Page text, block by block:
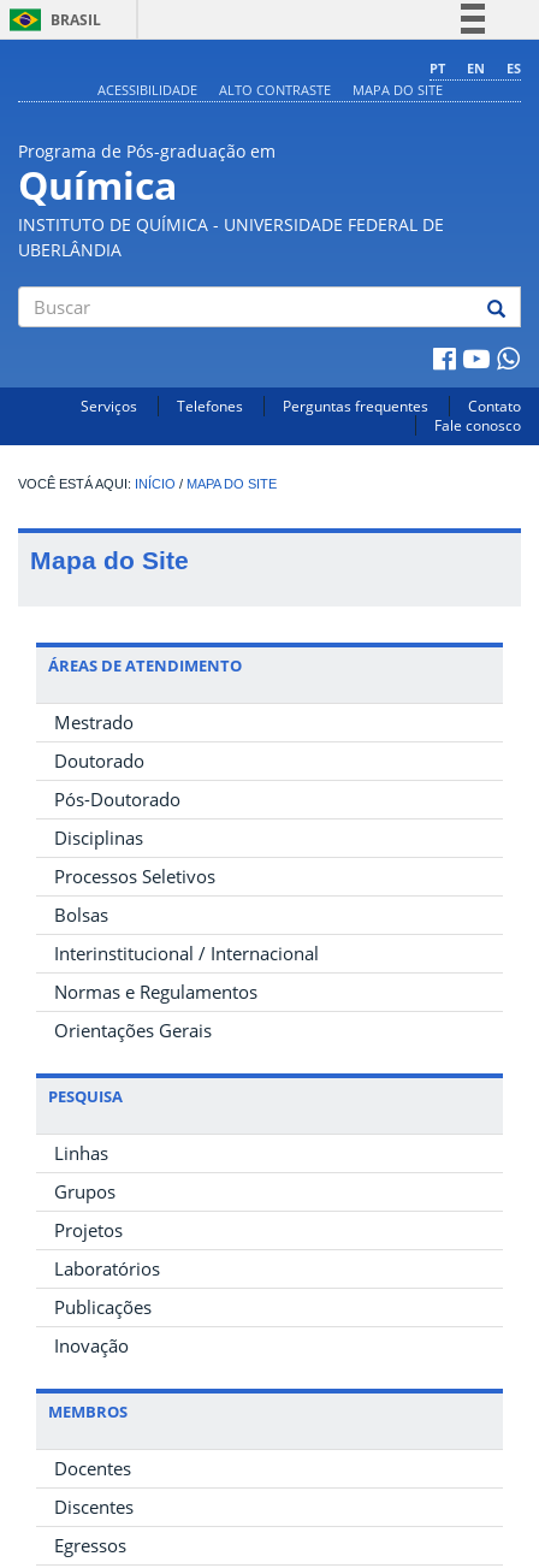
BRASIL
Comunica BR
PT EN
ES
ACESSIBILIDADE
ALTO CONTRASTE MAPA DO SITE
Programa de Pós-graduação em
Química
INSTITUTO DE QUÍMICA - UNIVERSIDADE FEDERAL DE
UBERLÂNDIA
Serviços Telefones Perguntas frequentes
Contato
Fale conosco
INÍCIO / MAPA DO SITE
Mapa do Site
ÁREAS DE ATENDIMENTO
Mestrado
Doutorado
Pós-Doutorado
Disciplinas
Processos Seletivos
Bolsas
Interinstitucional / Internacional
Normas e Regulamentos
Orientações Gerais
PESQUISA
Linhas
Grupos
Projetos
Laboratórios
Publicações
Inovação
MEMBROS
Docentes
Discentes
Egressos